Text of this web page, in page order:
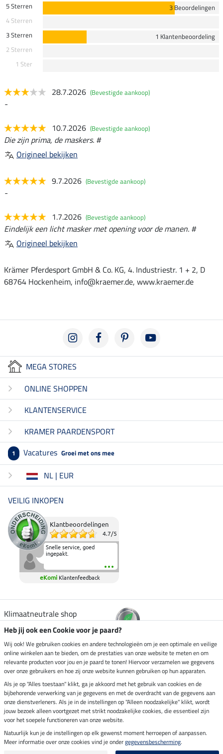
5 Sterren
3 Beoordelingen
4 Sterren
3 Sterren
1 Klantenbeoordeling
2 Sterren
1 Ster
28.7.2026 (Bevestigde aankoop)
-
10.7.2026 (Bevestigde aankoop)
Die zijn prima, de maskers. #
Origineel bekijken
9.7.2026 (Bevestigde aankoop)
-
1.7.2026 (Bevestigde aankoop)
Eindelijk een licht masker met opening voor de manen. #
Origineel bekijken
Krämer Pferdesport GmbH & Co. KG, 4. Industriestr. 1 + 2, D
68764 Hockenheim, info@kraemer.de, www.kraemer.de
MEGA STORES
ONLINE SHOPPEN
KLANTENSERVICE
KRAMER PAARDENSPORT
1 Vacatures Groei met ons mee
NL | EUR
VEILIG INKOPEN
Klantbeoordelingen
4.7/5
Snelle service, goed
ingepakt.
eKomi Klantenfeedback
Klimaatneutrale shop
Verzending per
Veilig betalen met
Impressum
Laatste update op 07.08.2026 om 14:39 uur
Heb jij ook een Cookie voor je paard?
Wij ook! We gebruiken cookies en andere technologieën om je een optimale en veilige
online winkelen aan te bieden, om de prestaties van onze website te meten en om
relevante producten voor jou en je paard te tonen! Hiervoor verzamelen we gegevens
over onze gebruikers en hoe zij onze website kunnen gebruiken op hun apparaten.
Als je op "Alles toestaan" klikt, ga je akkoord met het gebruik van cookies en de
bijbehorende verwerking van je gegevens en met de overdracht van de gegevens aan
onze dienstverleners. Als je in de instellingen op "Alleen noodzakelijke" klikt, wordt
jouw bezoek alleen voortgezet met strikt noodzakelijke cookies, die essentieel zijn
voor het soepele functioneren van onze website.
Natuurlijk kun je de instellingen op elk gewenst moment herroepen of aanpassen.
Meer informatie over onze cookies vind je ondergegevensbescherming.